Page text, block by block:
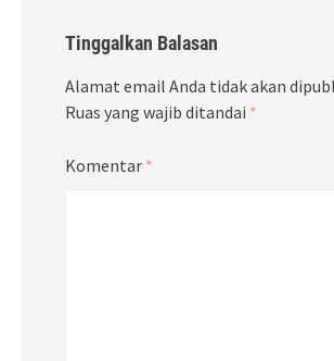
Tinggalkan Balasan
Alamat email Anda tidak akan
Ruas yang wajib ditandai *
Komentar *